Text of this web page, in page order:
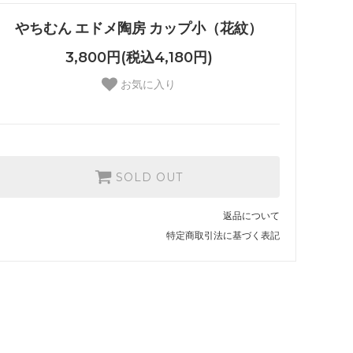
やちむん エドメ陶房 カップ小（花紋）
3,800円(税込4,180円)
お気に入り
SOLD OUT
返品について
特定商取引法に基づく表記